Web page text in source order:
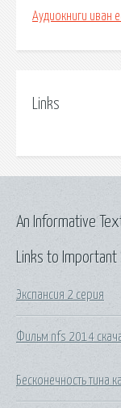
Аудиокниги иван
Links
Links to
Экспансия 2 серия
Фильм nfs 2014
Бесконечность тина
An Informative